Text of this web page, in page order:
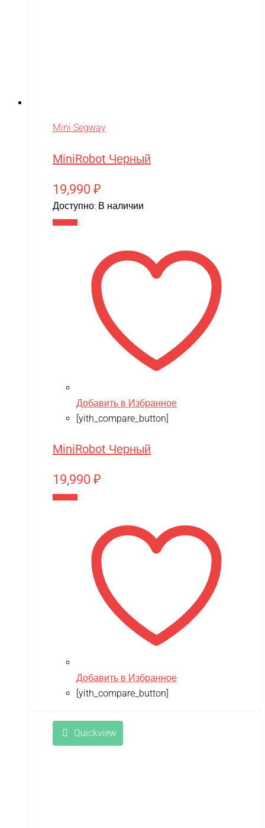
Mini Segway
MiniRobot Черный
19,990 ₽
Доступно: В наличии
Добавить в Избранное
[yith_compare_button]
MiniRobot Черный
19,990 ₽
Добавить в Избранное
[yith_compare_button]
Quickview